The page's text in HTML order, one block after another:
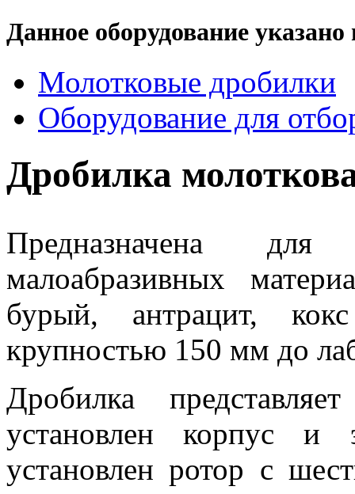
Данное оборудование
Молотковые дробилки
Оборудование для
Дробилка
Предназначена
малоабразивных
бурый, антрацит,
крупностью 150 мм до
Дробилка
установлен корпус и
установлен ротор с